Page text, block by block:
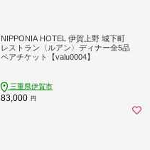
NIPPONIA HOTEL 伊賀上野 城下町
レストラン〈ルアン〉ディナー全5品
ペアチケット【valu0004】
三重県伊賀市
83,000 円